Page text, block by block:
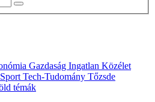
Gazdaság Ingatlan Közélet
Sport Tech-Tudomány Tőzsde
témák